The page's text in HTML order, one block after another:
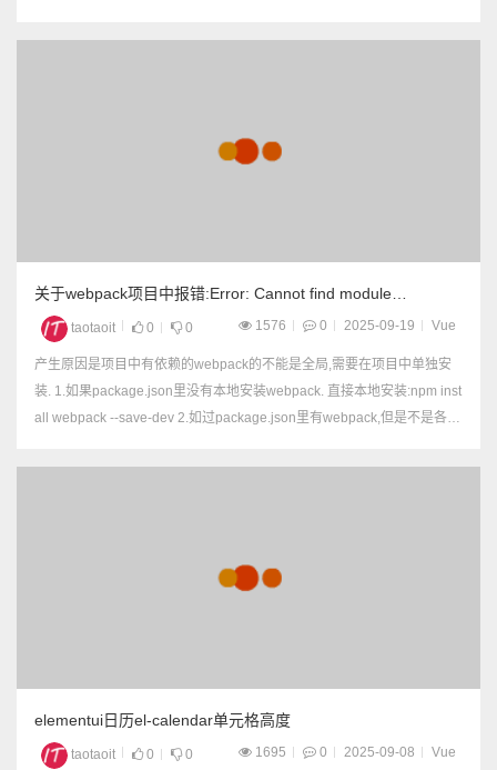
关于webpack项目中报错:Error: Cannot find module
'webpack/lib/node/NodeTemplatePlugin' 的解决办法
taotaoit 0 0 1576 0 2025-09-19 Vue
产生原因是项目中有依赖的webpack的不能是全局,需要在项目中单独安
装. 1.如果package.json里没有本地安装webpack. 直接本地安装:npm inst
all webpack --save-dev 2.如过package.json里有webpack,但是不是各个
elementui日历el-calendar单元格高度
taotaoit 0 0 1695 0 2025-09-08 Vue